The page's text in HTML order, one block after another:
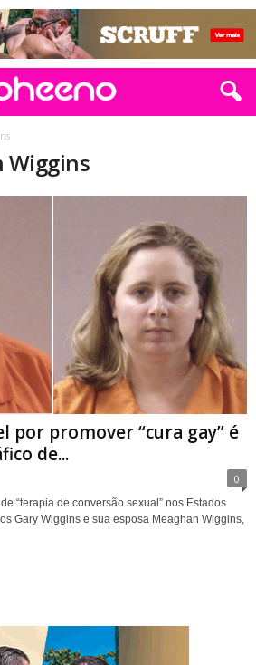
Wiggins
por promover “cura gay” é
de...
0
“terapia de conversão sexual” nos Estados
Gary Wiggins e sua esposa Meaghan Wiggins,